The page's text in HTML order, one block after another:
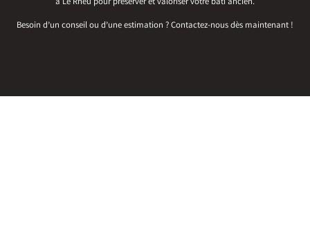
à Le Rheu pour préserver et valoriser votre bâti ancien.
Besoin d’un conseil ou d’une estimation ? Contactez-nous dès maintenant !